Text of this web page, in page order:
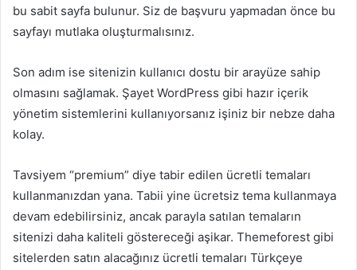
bu sabit sayfa bulunur. Siz de başvuru yapmadan önce bu
sayfayı mutlaka oluşturmalısınız.
Son adım ise sitenizin kullanıcı dostu bir arayüze sahip
olmasını sağlamak. Şayet WordPress gibi hazır içerik
yönetim sistemlerini kullanıyorsanız işiniz bir nebze daha
kolay.
Tavsiyem “premium” diye tabir edilen ücretli temaları
kullanmanızdan yana. Tabii yine ücretsiz tema kullanmaya
devam edebilirsiniz, ancak parayla satılan temaların
sitenizi daha kaliteli göstereceği aşikar. Themeforest gibi
sitelerden satın alacağınız ücretli temaları Türkçeye